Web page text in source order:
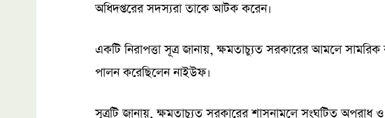
অধিদপ্তরের সদস্যরা তাকে আটক করেন।
একটি নিরাপত্তা সূত্র জানায়, ক্ষমতাচ্যুত সরকারের আমলে সামরিক
পালন করেছিলেন নাইউফ।
সূত্রটি জানায়, ক্ষমতাচ্যুত সরকারের শাসনামলে সংঘটিত অপরাধ